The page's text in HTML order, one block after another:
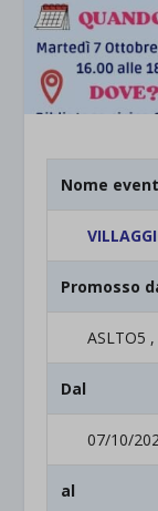
Nome
Promosso
ASLTO5
Dal
07/10/
al